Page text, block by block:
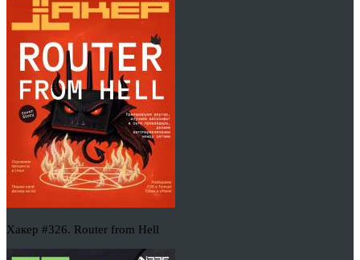
Хакер #326. Router from Hell